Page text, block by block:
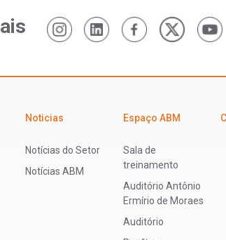
Noticias
Notícias do Setor
Notícias ABM
Espaço ABM
Sala de
treinamento
Auditório Antônio
Ermírio de Moraes
Auditório